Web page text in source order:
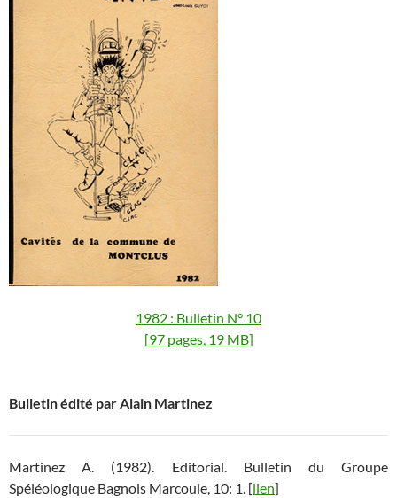
1982 : Bulletin N° 10
[97 pages, 19 MB]
Bulletin édité par Alain Martinez
Martinez A. (1982). Editorial. Bulletin du Groupe
Spéléologique Bagnols Marcoule, 10: 1. [lien]